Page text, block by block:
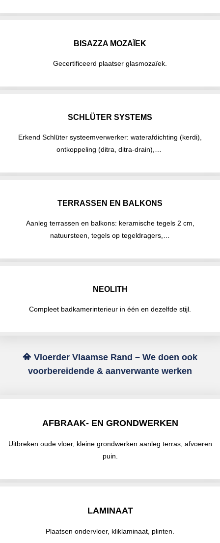
BISAZZA MOZAÏEK
Gecertificeerd plaatser glasmozaïek.
SCHLÜTER SYSTEMS
Erkend Schlüter systeemverwerker: waterafdichting (kerdi),
ontkoppeling (ditra, ditra-drain),…
TERRASSEN EN BALKONS
Aanleg terrassen en balkons: keramische tegels 2 cm,
natuursteen, tegels op tegeldragers,…
NEOLITH
Compleet badkamerinterieur in één en dezelfde stijl.
Vloerder Vlaamse Rand – We doen ook
voorbereidende & aanverwante werken
AFBRAAK- EN GRONDWERKEN
Uitbreken oude vloer, kleine grondwerken aanleg terras, afvoeren
puin.
LAMINAAT
Plaatsen ondervloer, kliklaminaat, plinten.